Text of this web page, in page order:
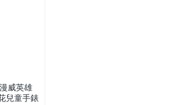
威英雄
兒童手錶